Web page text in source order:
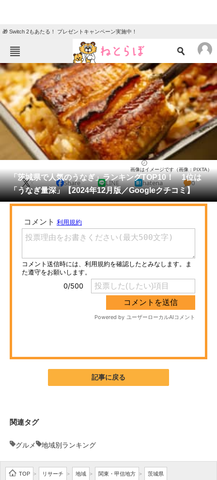
🎁 Switch 2もあたる！ プレゼントキャンペーン実施中！
ねとらぼメニュー
TOP ニュース
エンタメ クイズ
グルメ 地域
住まい 教育・育児
リサーチ
会員記事
メディア
ITの今と未来を見通す
スマホと通信の最新トレンド
進化するPCとデバイスの未来
ITエンジニア向け専門サイト
企業向けIT製品の総合サイト
IT製品の技術・比較・事例
「茨城県で人気のうなぎ」ランキングTOP10！ 1位は
「うなぎ量深」【2024年12月版／Googleクチコミ】
画像はイメージです（画像：PIXTA）
X Share LINE hatena 0
記事に戻る
関連タグ
グルメ 地域別ランキング
TOP > リサーチ > 地域 > 関東・甲信地方 > 茨城県